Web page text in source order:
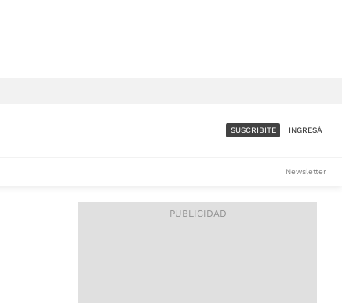
ACCESO FULL - $1.800/MES
SUSCRIBITE INGRESÁ
Newsletter